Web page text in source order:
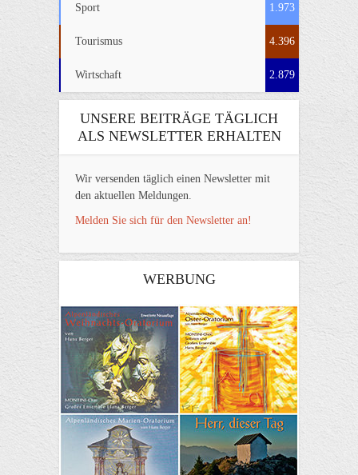
Sport 1.973
Tourismus 4.396
Wirtschaft 2.879
UNSERE BEITRÄGE TÄGLICH
ALS NEWSLETTER ERHALTEN
Wir versenden täglich einen Newsletter mit
den aktuellen Meldungen.
Melden Sie sich für den Newsletter an!
WERBUNG